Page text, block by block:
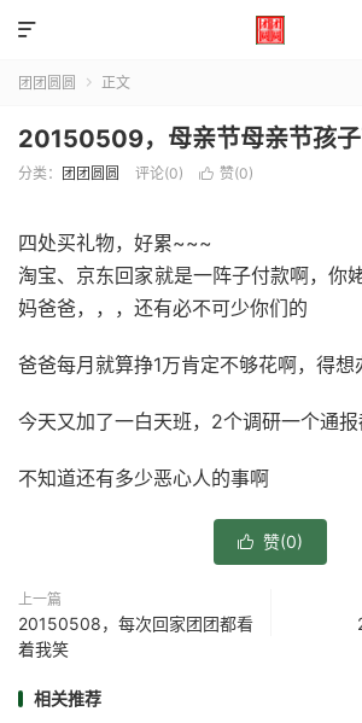

团团圆圆  正文
20150509，母亲节母亲节孩
分类： 团团圆圆 评论(0)  赞(0)
四处买礼物，好累~~~
淘宝、京东回家就是一阵子付款啊，你
妈爸爸，，，还有必不可少你们的
爸爸每月就算挣1万肯定不够花啊，得想
今天又加了一白天班，2个调研一个通
不知道还有多少恶心人的事啊
 赞(0)
上一篇
20150508，每次回家团团都看
着我笑
相关推荐